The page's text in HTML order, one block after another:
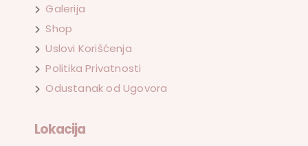
Galerija
Shop
Uslovi Korišćenja
Politika Privatnosti
Odustanak od Ugovora
Lokacija